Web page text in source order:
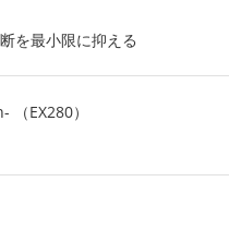
を最小限に抑える
EX280）